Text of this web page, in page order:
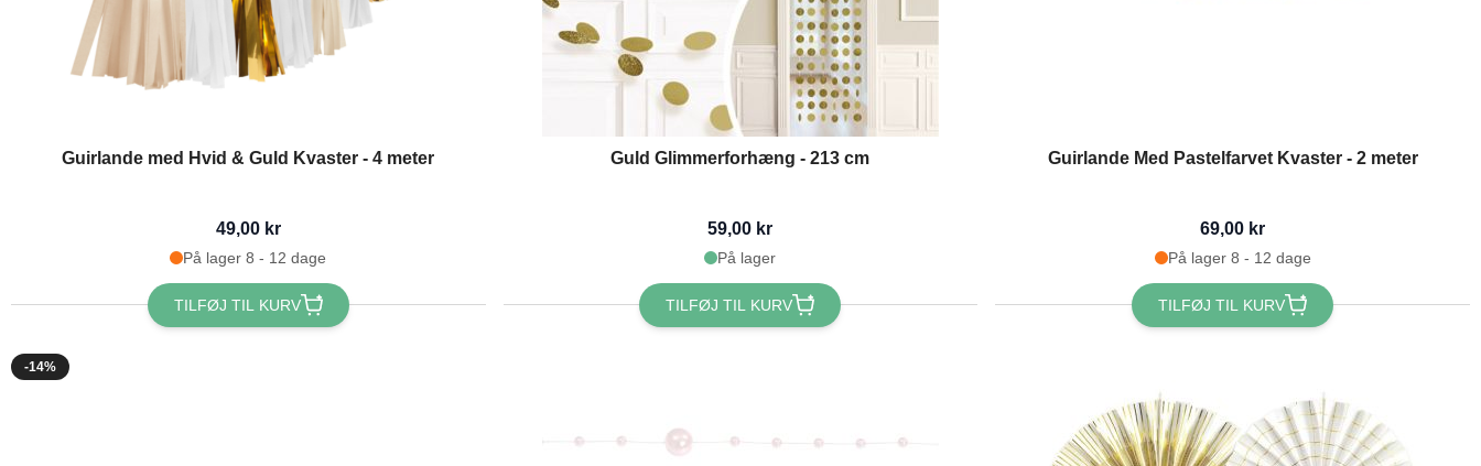
Guirlande med Hvid & Guld Kvaster - 4 meter
49,00 kr
På lager 8 - 12 dage
TILFØJ TIL KURV
Guld Glimmerforhæng - 213 cm
59,00 kr
På lager
TILFØJ TIL KURV
Guirlande Med Pastelfarvet Kvaster - 2 meter
69,00 kr
På lager 8 - 12 dage
TILFØJ TIL KURV
-14%